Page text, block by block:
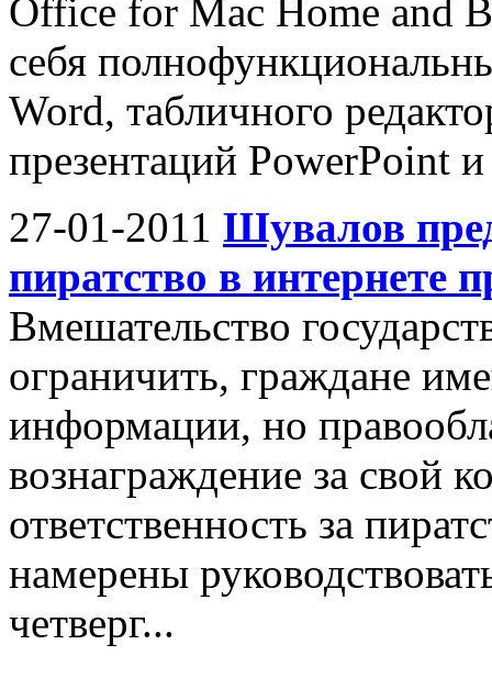
Office for Mac Home and
себя
Word, табличного
презентаций PowerPoint
27-01-2011 Шувалов
пиратство в интернете
Вмешательство
ограничить, граждане
информации, но
вознаграждение за свой
ответственность за
намерены
четверг...